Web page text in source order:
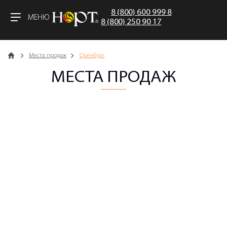
МЕНЮ
8 (800) 600 999 8
8 (800) 250 90 17
Главная Места продаж Оренбург
МЕСТА ПРОДАЖ